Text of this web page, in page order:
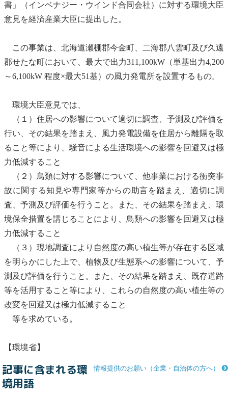
書 」（インベナジー・ウインド合同会社）に対する環境大臣
意見を経済産業大臣に提出した。
この事業は、北海道瀬棚郡今金町、二海郡八雲町及び久遠
郡せたな町において、最大で出力311,100kW（単基出力4,200
～6,100kW 程度×最大51基）の風力発電所を設置するもの。
環境大臣意見では、
（１）住居への影響について適切に調査、予測及び評価を
行い、その結果を踏まえ、
風力発電設備を住居から離隔を取
ること等により、 騒音による生活環境への影響を回避又は極
力低減すること
（２） 鳥類に対する影響について、他事業における衝突事
故に関する知見や専門家等からの助言を踏まえ、適切に調
査、予測及び評価を行うこと。また、その結果を踏まえ、環
境保全措置を講じることにより、 鳥類への影響を回避又は極
力低減すること
（３）現地調査により自然度の高い植生等が存在する区域
を明らかにした上で、植物及び生態系への影響について、予
測及び評価を行うこと。また、その結果を踏まえ、既存道路
等を活用すること等により、これらの自然度の高い植生等の
改変を回避又は極力低減すること
等を求めている。
【環境省】
情報提供のお願い（企業・自治体の方へ）
記事に含まれる環
境用語